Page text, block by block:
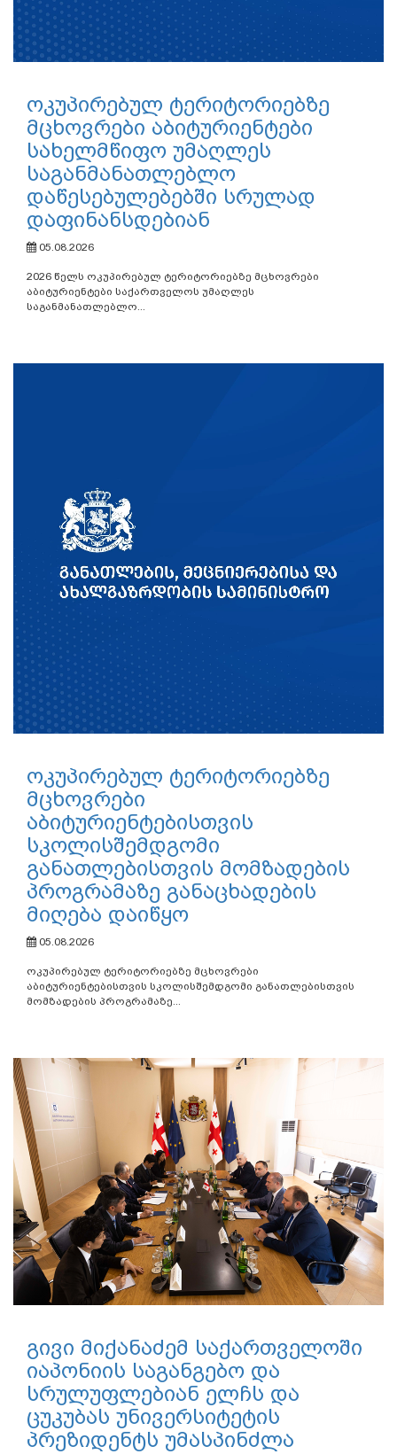
ოკუპირებულ ტერიტორიებზე
მცხოვრები აბიტურიენტები
სახელმწიფო უმაღლეს
საგანმანათლებლო
დაწესებულებებში სრულად
დაფინანსდებიან
05.08.2026
2026 წელს ოკუპირებულ ტერიტორიებზე მცხოვრები
აბიტურიენტები საქართველოს უმაღლეს
საგანმანათლებლო...
ოკუპირებულ ტერიტორიებზე
მცხოვრები
აბიტურიენტებისთვის
სკოლისშემდგომი
განათლებისთვის მომზადების
პროგრამაზე განაცხადების
მიღება დაიწყო
05.08.2026
ოკუპირებულ ტერიტორიებზე მცხოვრები
აბიტურიენტებისთვის სკოლისშემდგომი განათლებისთვის
მომზადების პროგრამაზე...
გივი მიქანაძემ საქართველოში
იაპონიის საგანგებო და
სრულუფლებიან ელჩს და
ცუკუბას უნივერსიტეტის
პრეზიდენტს უმასპინძლა